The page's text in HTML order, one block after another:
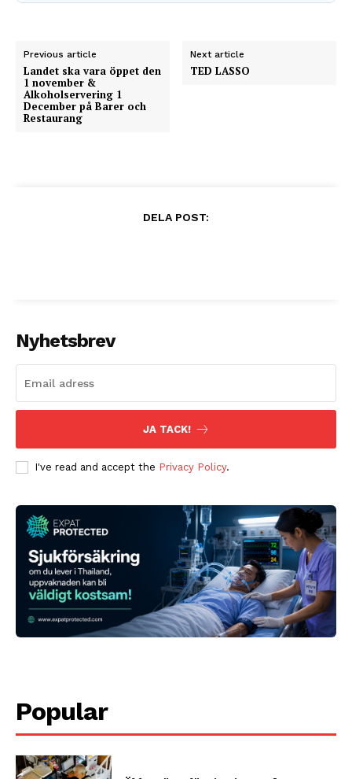
Previous article
Landet ska vara öppet den
1 november &
Alkoholservering 1
December på Barer och
Restaurang
Next article
TED LASSO
DELA POST:
Nyhetsbrev
JA TACK!
I've read and accept the Privacy Policy.
Popular